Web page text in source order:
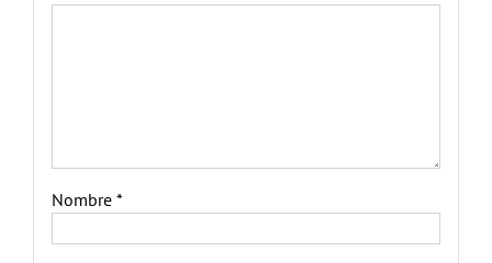
Nombre *